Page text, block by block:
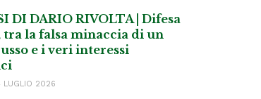
DI DARIO RIVOLTA | Difesa
tra la falsa minaccia di un
e i veri interessi
LUGLIO 2026